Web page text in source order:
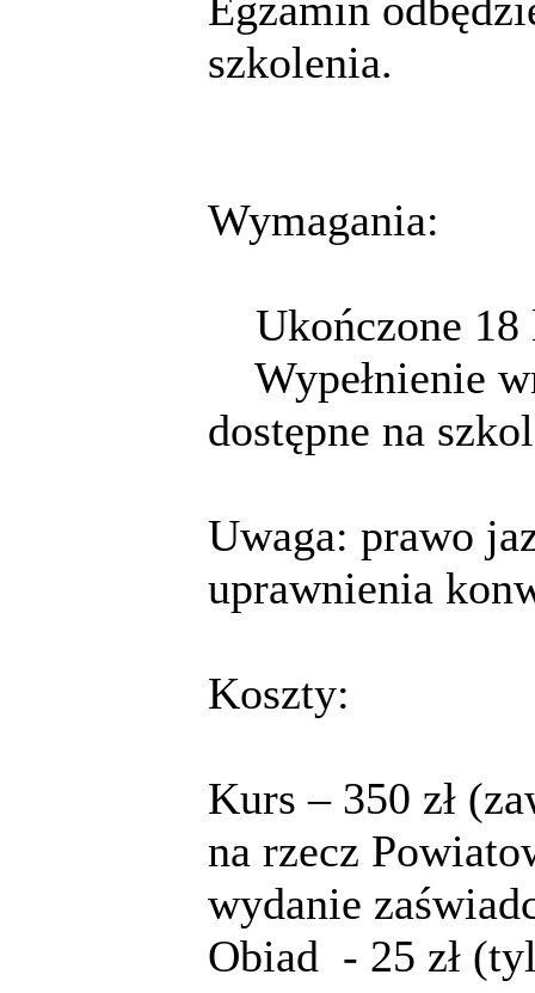
szkolenia.
Wymagania:
Ukończone 18
Wypełnienie
dostępne na
Uwaga: prawo
uprawnienia
Koszty:
Kurs – 350 zł
na rzecz
wydanie
Obiad - 25 zł